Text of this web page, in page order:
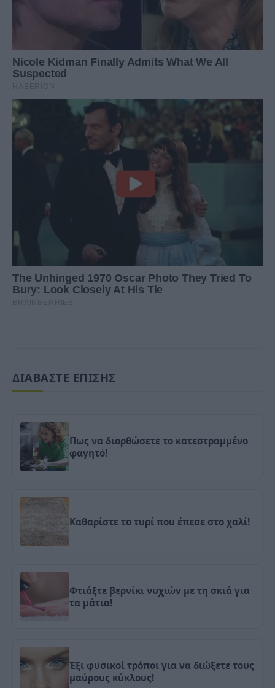
ΔΙΑΒΑΣΤΕ ΕΠΙΣΗΣ
Πως να διορθώσετε το κατεστραμμένο
φαγητό!
Καθαρίστε το τυρί που έπεσε στο χαλί!
Φτιάξτε βερνίκι νυχιών με τη σκιά για
τα μάτια!
Έξι φυσικοί τρόποι για να διώξετε τους
μαύρους κύκλους!